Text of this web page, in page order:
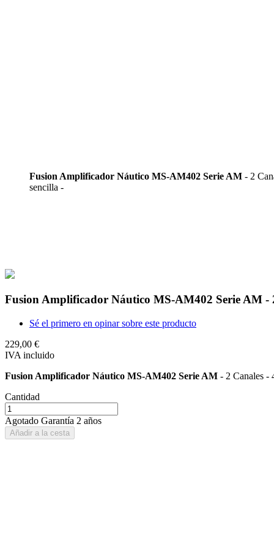
Fusion Amplificador Náutico MS-AM402 Serie AM - 2
sencilla -
Fusion Amplificador Náutico MS-AM402 Serie AM -
Sé el primero en opinar sobre este producto
229,00 €
IVA incluido
Fusion Amplificador Náutico MS-AM402 Serie AM - 2 Canales -
Cantidad
Agotado Garantía 2 años
Añadir a la cesta